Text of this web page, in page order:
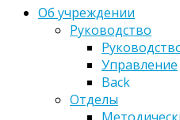
Об учреждении
Руководство
Управление
Back
Отделы